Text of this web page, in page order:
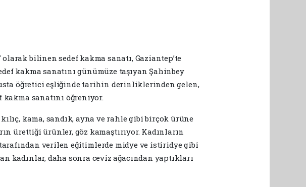
bilinen sedef kakma sanatı, Gaziantep’te
kakma sanatını günümüze taşıyan Şahinbey
usta öğretici eşliğinde tarihin derinliklerinden gelen,
sanatını öğreniyor.
kama, sandık, ayna ve rahle gibi birçok ürüne
ürettiği ürünler, göz kamaştırıyor. Kadınların
verilen eğitimlerde midye ve istiridye gibi
kadınlar, daha sonra ceviz ağacından yaptıkları